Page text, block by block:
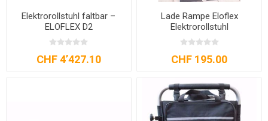
Elektrorollstuhl faltbar –
ELOFLEX D2
CHF 4’427.10
Lade Rampe Eloflex
Elektrorollstuhl
CHF 195.00